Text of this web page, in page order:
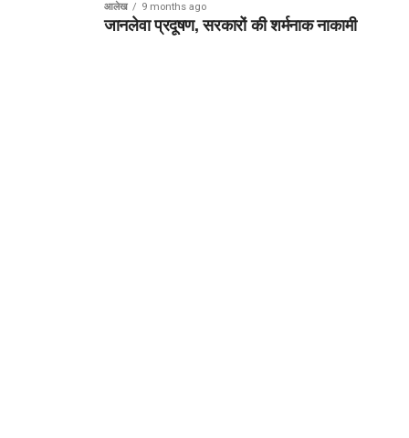
आलेख 9 months ago
जानलेवा प्रदूषण, सरकारों की शर्मनाक नाकामी